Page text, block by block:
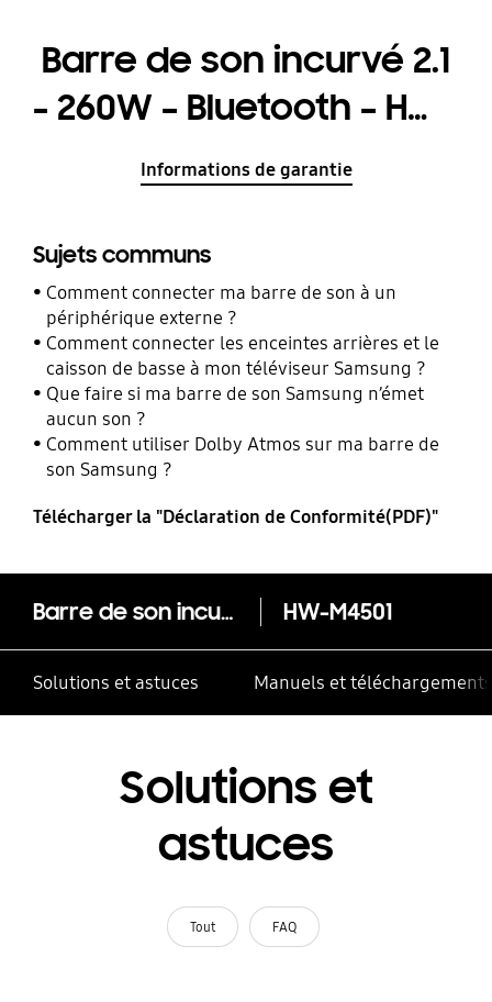
Barre de son incurvé 2.1
- 260W – Bluetooth – HW-
M4501
Informations de garantie
Sujets communs
Comment connecter ma barre de son à un
périphérique externe ?
Comment connecter les enceintes arrières et le
caisson de basse à mon téléviseur Samsung ?
Que faire si ma barre de son Samsung n’émet
aucun son ?
Comment utiliser Dolby Atmos sur ma barre de
son Samsung ?
Télécharger la "Déclaration de Conformité(PDF)"
Barre de son incurvé 2.1 - 260W – Bluetooth – HW-M4501 HW-M4501
Solutions et astuces Manuels et téléchargements
Solutions et
astuces
Tout FAQ